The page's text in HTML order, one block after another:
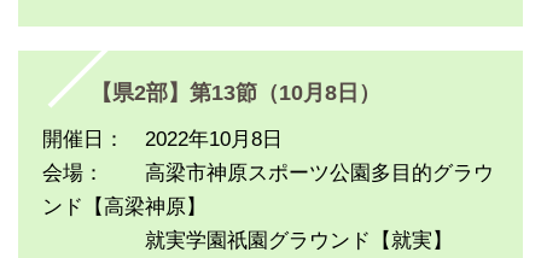
【県2部】第13節（10月8日）
開催日： 2022年10月8日
会場： 高梁市神原スポーツ公園多目的グラウ
ンド【高梁神原】
就実学園祇園グラウンド【就実】